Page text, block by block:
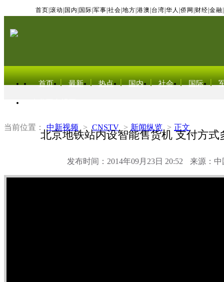
首页 滚动 国内 国际 军事 社会 地方 港澳 台湾 华人 侨网 财经 金融
首页 最新 热点 国内 社会 国际
当前位置： 中新视频 > CNSTV > 新闻纵览 > 正文
北京地铁站内设智能售货机 支付方式
发布时间：2014年09月23日 20:52 来源：中